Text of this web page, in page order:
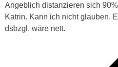
Angeblich distanzieren sich
Katrin. Kann ich nicht glauben.
dsbzgl. wäre nett.